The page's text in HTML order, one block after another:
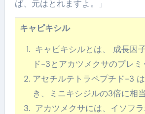
ば、元はとれますよ。」
キャピキシル
キャピキシルとは、 成長因
ド-3とアカツメクサのプレ
アセチルテトラペプチド-3
き、ミニキシジルの3倍に相
アカツメクサには、イソフ